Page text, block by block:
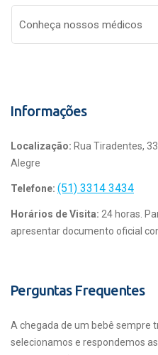
Conheça nossos médicos
Informações
Localização: Rua Tiradentes,
Alegre
Telefone: (51) 3314 3434
Horários de Visita: 24 horas.
apresentar documento oficial
Perguntas Frequentes
A chegada de um bebê sempre
selecionamos e respondemos